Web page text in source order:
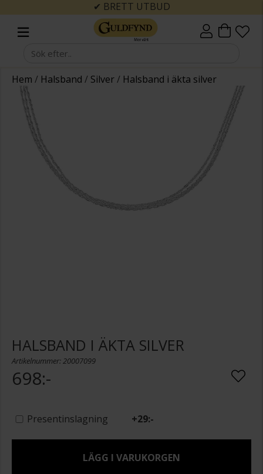
✔ BRETT UTBUD
Hem / Halsband / Silver/ Halsband i äkta silver
HALSBAND I ÄKTA SILVER
Artikelnummer: 20007099
698:-
Presentinslagning +29:-
LÄGG I VARUKORGEN